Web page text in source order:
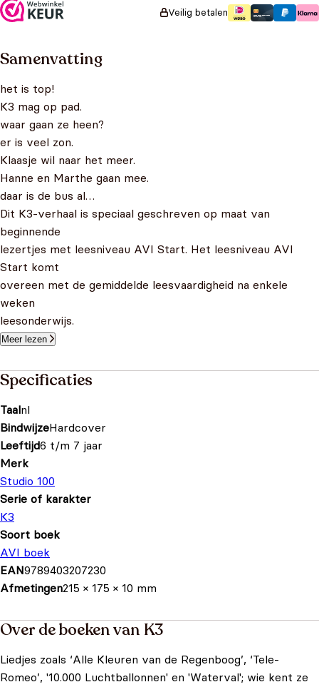
Veilig betalen
Samenvatting
het is top!
K3 mag op pad.
waar gaan ze heen?
er is veel zon.
Klaasje wil naar het meer.
Hanne en Marthe gaan mee.
daar is de bus al…
Dit K3-verhaal is speciaal geschreven op maat van
beginnende
lezertjes met leesniveau AVI Start. Het leesniveau AVI
Start komt
overeen met de gemiddelde leesvaardigheid na enkele
weken
leesonderwijs.
Meer lezen
Specificaties
Taalnl
BindwijzeHardcover
Leeftijd6 t/m 7 jaar
Merk
Studio 100
Serie of karakter
K3
Soort boek
AVI boek
EAN9789403207230
Afmetingen215 × 175 × 10 mm
Over de boeken van K3
Liedjes zoals ‘Alle Kleuren van de Regenboog’, ‘Tele-
Romeo’, '10.000 Luchtballonnen' en 'Waterval'; wie kent ze